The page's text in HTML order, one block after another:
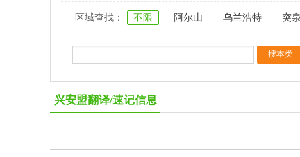
区域查找： 不限 阿尔山 乌兰浩特 突泉
兴安盟翻译/速记信息